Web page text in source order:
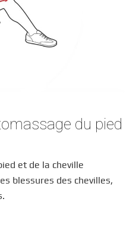
du pied
et de la cheville
blessures des chevilles,